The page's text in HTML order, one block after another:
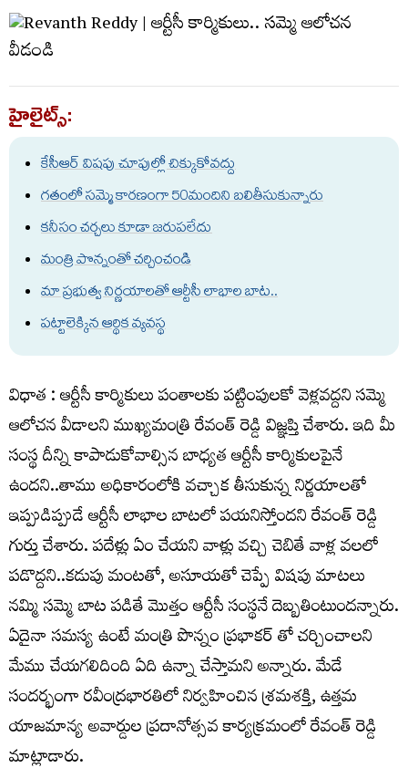
హైలైట్స్:
కేసీఆర్ విషపు చూపుల్లో చిక్కుకోవద్దు
గతంలో సమ్మె కారణంగా 50మందిని బలితీసుకున్నారు
కనీసం చర్చలు కూడా జరుపలేదు
మంత్రి పొన్నంతో చర్చించండి
మా ప్రభుత్వ నిర్ణయాలతో ఆర్టీసీ లాభాల బాట..
పట్టాలెక్కిన ఆర్థిక వ్యవస్థ
విధాత : ఆర్టీసీ కార్మికులు పంతాలకు పట్టింపులకో వెళ్లవద్దని సమ్మె
ఆలోచన వీడాలని ముఖ్యమంత్రి రేవంత్ రెడ్డి విజ్ఞప్తి చేశారు. ఇది మీ
సంస్థ దీన్ని కాపాడుకోవాల్సిన బాధ్యత ఆర్టీసీ కార్మికులపైనే
ఉందని..తాము అధికారంలోకి వచ్చాక తీసుకున్న నిర్ణయాలతో
ఇప్పుడిప్పుడే ఆర్టీసీ లాభాల బాటలో పయనిస్తోందని రేవంత్ రెడ్డి
గుర్తు చేశారు. పదేళ్లు ఏం చేయని వాళ్లు వచ్చి చెబితే వాళ్ల వలలో
పడొద్దని..కడుపు మంటతో, అసూయతో చెప్పే విషపు మాటలు
నమ్మి సమ్మె బాట పడితే మొత్తం ఆర్టీసీ సంస్థనే దెబ్బతింటుందన్నారు.
ఏదైనా సమస్య ఉంటే మంత్రి పొన్నం ప్రభాకర్ తో చర్చించాలని
మేము చేయగలిదింది ఏది ఉన్నా చేస్తామని అన్నారు. మేడే
సందర్భంగా రవీంద్రభారతిలో నిర్వహించిన శ్రమశక్తి, ఉత్తమ
యాజమాన్య అవార్డుల ప్రదానోత్సవ కార్యక్రమంలో రేవంత్ రెడ్డి
మాట్లాడారు.